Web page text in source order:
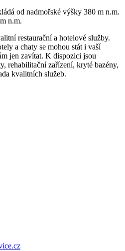
od nadmořské výšky 380 m n.m.
n.m.
restaurační a hotelové služby.
a chaty se mohou stát i vaší
jen zavítat. K dispozici jsou
rehabilitační zařízení, kryté bazény,
kvalitních služeb.